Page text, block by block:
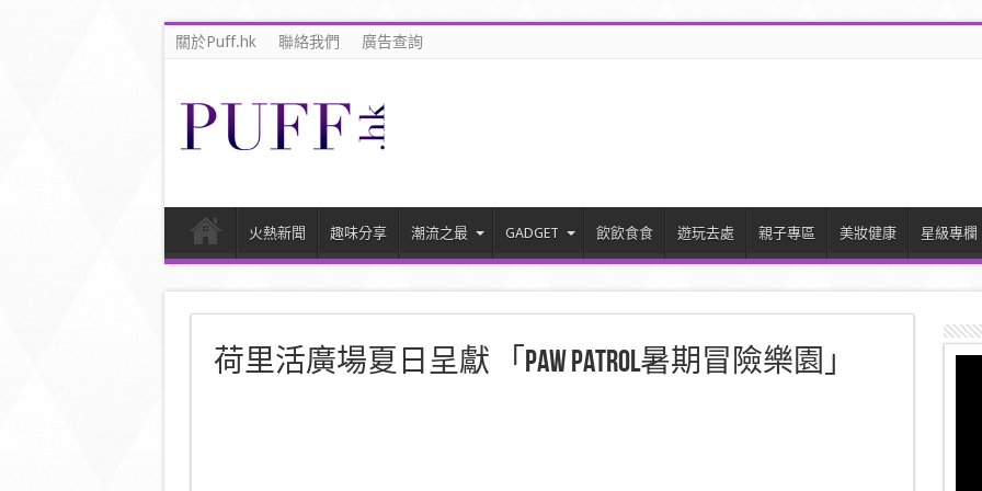
關於Puff.hk 聯絡我們 廣告查詢
火熱新聞 趣味分享 潮流之最 GADGET 飲飲食食 遊玩去處 親子專區 美妝健康 星級專欄
荷里活廣場夏日呈獻 「PAW Patrol暑期冒險樂園」